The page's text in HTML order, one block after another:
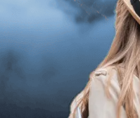
Inspirations
Termes Et
Devenez
Our Team